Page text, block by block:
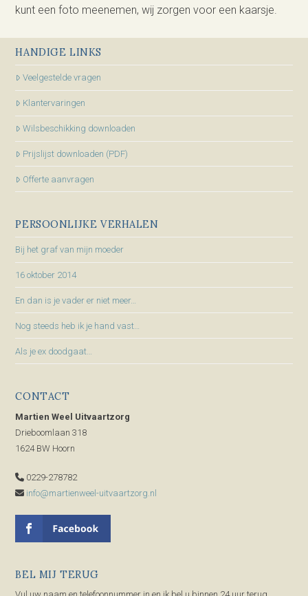
kunt een foto meenemen, wij zorgen voor een kaarsje.
HANDIGE LINKS
Veelgestelde vragen
Klantervaringen
Wilsbeschikking downloaden
Prijslijst downloaden (PDF)
Offerte aanvragen
PERSOONLIJKE VERHALEN
Bij het graf van mijn moeder
16 oktober 2014
En dan is je vader er niet meer…
Nog steeds heb ik je hand vast…
Als je ex doodgaat…
CONTACT
Martien Weel Uitvaartzorg
Drieboomlaan 318
1624 BW Hoorn
0229-278782
info@martienweel-uitvaartzorg.nl
BEL MIJ TERUG